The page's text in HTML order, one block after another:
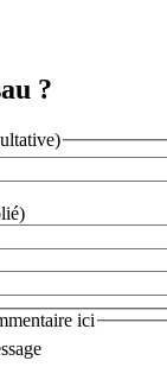
?
ici